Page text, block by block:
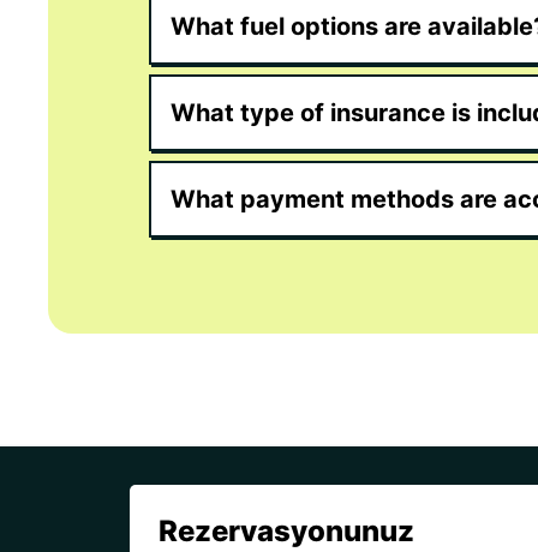
What fuel options are
What type of insurance is
What payment methods are
Rezervasyonunuz